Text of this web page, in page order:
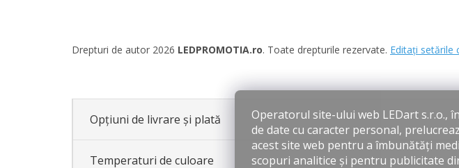
Operatorul site-ului web LEDart s.r.o.,
de date cu caracter personal,
acest site web pentru a îmbunătăți
scopuri analitice și pentru publicitate
Drepturi de autor 2026 LEDPROMOTIA.ro. Toate drepturile rezervate. Editați setările
Opțiuni de livrare și plată
Temperaturi de culoare